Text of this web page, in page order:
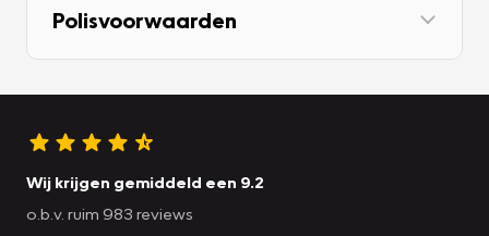
Polisvoorwaarden
Wij krijgen gemiddeld een 9.2
o.b.v. ruim 983 reviews